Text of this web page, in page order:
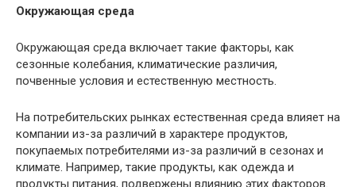
Окружающая среда
Окружающая среда включает такие факторы, как
сезонные колебания, климатические различия,
почвенные условия и естественную местность.
На потребительских рынках естественная среда влияет на
компании из-за различий в характере продуктов,
покупаемых потребителями из-за различий в сезонах и
климате. Например, такие продукты, как одежда и
продукты питания, подвержены влиянию этих факторов.